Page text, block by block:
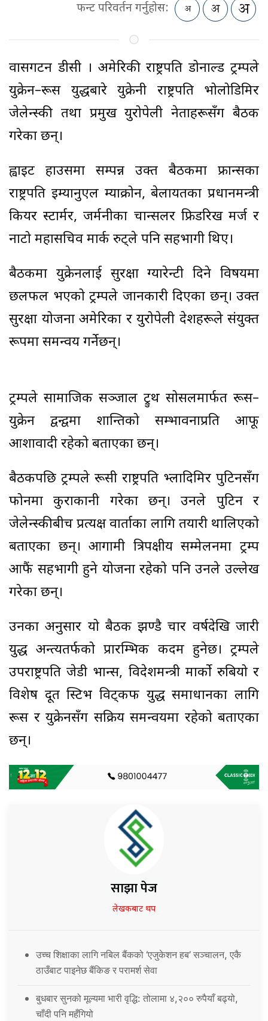
फन्ट परिवर्तन गर्नुहोस:
वासिंगटन डीसी । अमेरिकी राष्ट्रपति डोनाल्ड ट्रम्पले
युक्रेन–रूस युद्धबारे युक्रेनी राष्ट्रपति भोलोडिमिर
जेलेन्स्की तथा प्रमुख युरोपेली नेताहरूसँग बैठक
गरेका छन्।
ह्वाइट हाउसमा सम्पन्न उक्त बैठकमा फ्रान्सका
राष्ट्रपति इम्यानुएल म्याक्रोन, बेलायतका प्रधानमन्त्री
कियर स्टार्मर, जर्मनीका चान्सलर फ्रिडरिख मर्ज र
नाटो महासचिव मार्क रुट्ले पनि सहभागी थिए।
बैठकमा युक्रेनलाई सुरक्षा ग्यारेन्टी दिने विषयमा
छलफल भएको ट्रम्पले जानकारी दिएका छन्। उक्त
सुरक्षा योजना अमेरिका र युरोपेली देशहरूले संयुक्त
रूपमा समन्वय गर्नेछन्।
ट्रम्पले सामाजिक सञ्जाल ट्रुथ सोसलमार्फत रूस–
युक्रेन द्वन्द्वमा शान्तिको सम्भावनाप्रति आफू
आशावादी रहेको बताएका छन्।
बैठकपछि ट्रम्पले रूसी राष्ट्रपति भ्लादिमिर पुटिनसँग
फोनमा कुराकानी गरेका छन्। उनले पुटिन र
जेलेन्स्कीबीच प्रत्यक्ष वार्ताका लागि तयारी थालिएको
बताएका छन्। आगामी त्रिपक्षीय सम्मेलनमा ट्रम्प
आफैं सहभागी हुने योजना रहेको पनि उनले उल्लेख
गरेका छन्।
उनका अनुसार यो बैठक झण्डै चार वर्षदेखि जारी
युद्ध अन्त्यतर्फको प्रारम्भिक कदम हुनेछ। ट्रम्पले
उपराष्ट्रपति जेडी भान्स, विदेशमन्त्री मार्को रुबियो र
विशेष दूत स्टिभ विट्कफ युद्ध समाधानका लागि
रूस र युक्रेनसँग सक्रिय समन्वयमा रहेको बताएका
छन्।
साझा पेज
लेखकबाट थप
उच्च शिक्षाका लागि नबिल बैंकको ‘एजुकेशन हब’ सञ्चालन, एकै
ठाउँबाट पाइनेछ बैंकिङ र परामर्श सेवा
बुधबार सुनको मूल्यमा भारी वृद्धि: तोलामा ४,२०० रुपैयाँ बढ्यो,
चाँदी पनि महँगियो